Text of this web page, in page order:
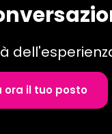
ora il tuo posto